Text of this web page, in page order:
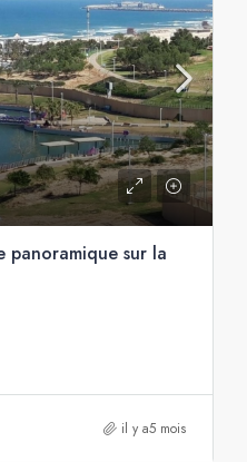
panoramique sur la
il y a5 mois